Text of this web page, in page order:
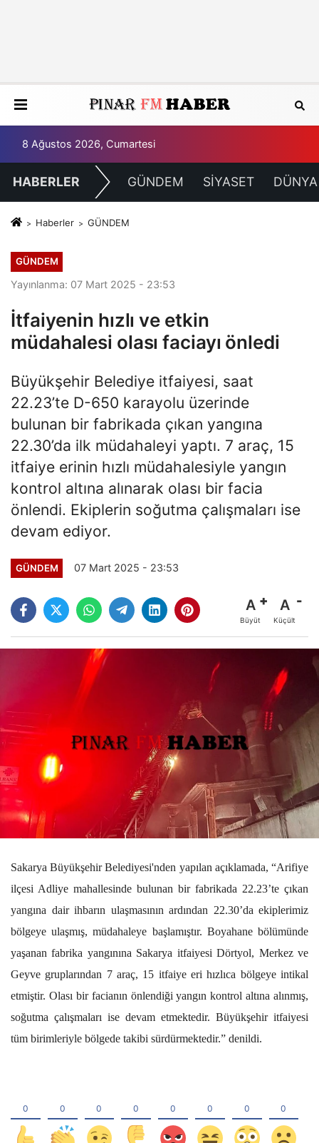
8 Ağustos 2026, Cumartesi
HABERLER GÜNDEM SİYASET DÜNYA
Haberler GÜNDEM
GÜNDEM
Yayınlanma: 07 Mart 2025 - 23:53
İtfaiyenin hızlı ve etkin
müdahalesi olası faciayı önledi
Büyükşehir Belediye itfaiyesi, saat
22.23’te D-650 karayolu üzerinde
bulunan bir fabrikada çıkan yangına
22.30’da ilk müdahaleyi yaptı. 7 araç, 15
itfaiye erinin hızlı müdahalesiyle yangın
kontrol altına alınarak olası bir facia
önlendi. Ekiplerin soğutma çalışmaları ise
devam ediyor.
GÜNDEM 07 Mart 2025 - 23:53
A
Büyüt
A
Küçült
Sakarya Büyükşehir Belediyesi'nden yapılan açıklamada, “Arifiye
ilçesi Adliye mahallesinde bulunan bir fabrikada 22.23’te çıkan
yangına dair ihbarın ulaşmasının ardından 22.30’da ekiplerimiz
bölgeye ulaşmış, müdahaleye başlamıştır. Boyahane bölümünde
yaşanan fabrika yangınına Sakarya itfaiyesi Dörtyol, Merkez ve
Geyve gruplarından 7 araç, 15 itfaiye eri hızlıca bölgeye intikal
etmiştir. Olası bir facianın önlendiği yangın kontrol altına alınmış,
soğutma çalışmaları ise devam etmektedir. Büyükşehir itfaiyesi
tüm birimleriyle bölgede takibi sürdürmektedir.” denildi.